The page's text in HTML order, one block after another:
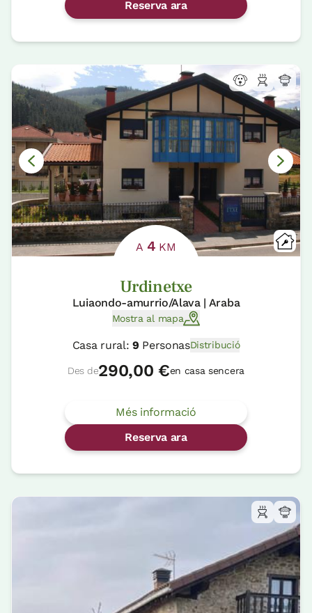
Reserva ara
A 4 KM
Urdinetxe
Luiaondo-amurrio/Alava | Araba
Mostra al mapa
Casa rural: 9 PersonasDistribució
Des de290,00 €en casa sencera
Més informació
Reserva ara